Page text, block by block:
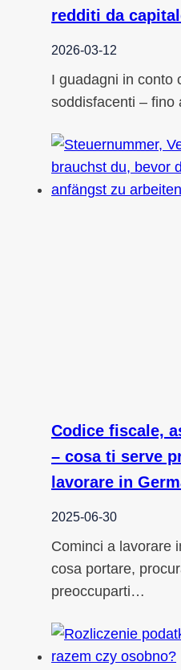
redditi da
2026-03-12
I guadagni in conto
soddisfacenti –
Codice fiscale,
– cosa ti serve
lavorare in
2025-06-30
Cominci a lavorare
cosa portare,
preoccuparti…